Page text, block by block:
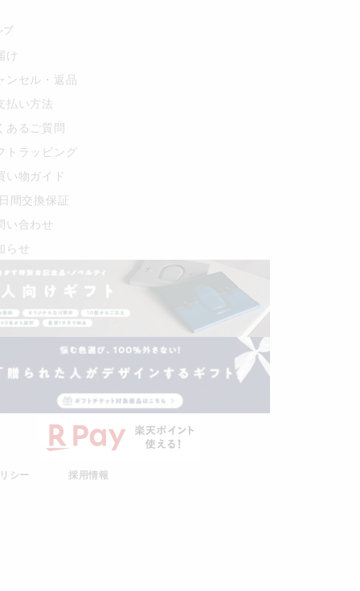
プ
け
ンセル・返品
払い方法
あるご質問
トラッピング
い物ガイド
間交換保証
い合わせ
らせ
シー 採用情報